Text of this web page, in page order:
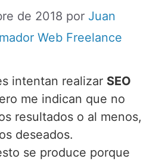
de 2018 por Juan
Web Freelance
intentan realizar SEO
me indican que no
resultados o al menos,
deseados.
se produce porque